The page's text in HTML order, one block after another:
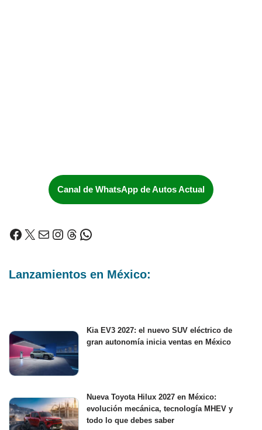
Canal de WhatsApp de Autos Actual
Lanzamientos en México:
Kia EV3 2027: el nuevo SUV eléctrico de
gran autonomía inicia ventas en México
Nueva Toyota Hilux 2027 en México:
evolución mecánica, tecnología MHEV y
todo lo que debes saber